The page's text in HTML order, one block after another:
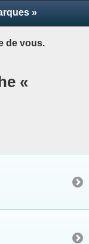
»
de vous.
«